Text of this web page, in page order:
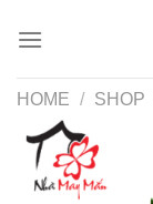
HOME / SHOP